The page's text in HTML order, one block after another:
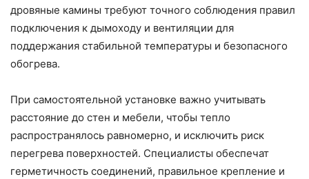
дровяные камины требуют точного соблюдения правил
подключения к дымоходу и вентиляции для
поддержания стабильной температуры и безопасного
обогрева.
При самостоятельной установке важно учитывать
расстояние до стен и мебели, чтобы тепло
распространялось равномерно, и исключить риск
перегрева поверхностей. Специалисты обеспечат
герметичность соединений, правильное крепление и